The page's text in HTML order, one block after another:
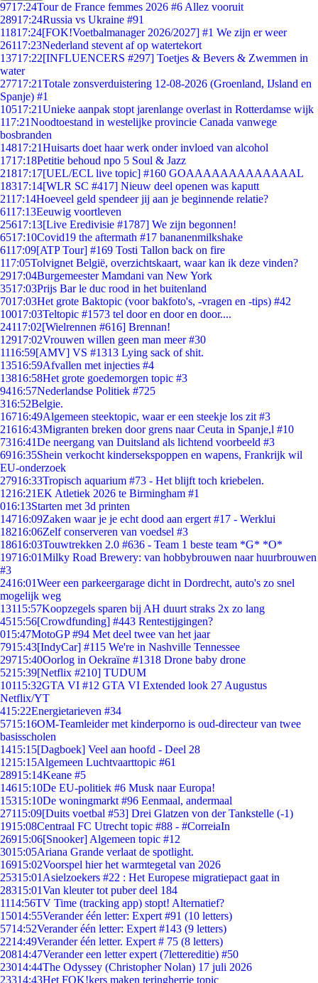
9717:24Tour de France femmes 2026 #6 Allez vooruit
28917:24Russia vs Ukraine #91
11817:24[FOK!Voetbalmanager 2026/2027] #1 We zijn er weer
26117:23Nederland stevent af op watertekort
13717:22[INFLUENCERS #297] Toetjes & Bevers & Zwemmen in
water
27717:21Totale zonsverduistering 12-08-2026 (Groenland, IJsland en
Spanje) #1
10517:21Unieke aanpak stopt jarenlange overlast in Rotterdamse wijk
117:21Noodtoestand in westelijke provincie Canada vanwege
bosbranden
14817:21Huisarts doet haar werk onder invloed van alcohol
1717:18Petitie behoud npo 5 Soul & Jazz
21817:17[UEL/ECL live topic] #160 GOAAAAAAAAAAAAAL
18317:14[WLR SC #417] Nieuw deel openen was kaputt
2117:14Hoeveel geld spendeer jij aan je beginnende relatie?
6117:13Eeuwig voortleven
25617:13[Live Eredivisie #1787] We zijn begonnen!
6517:10Covid19 the aftermath #17 bananenmilkshake
6117:09[ATP Tour] #169 Tosti Tallon back on fire
117:05Tolvignet België, overzichtskaart, waar kan ik deze vinden?
2917:04Burgemeester Mamdani van New York
3517:03Prijs Bar le duc rood in het buitenland
7017:03Het grote Baktopic (voor bakfoto's, -vragen en -tips) #42
10017:03Teltopic #1573 tel door en door en door....
24117:02[Wielrennen #616] Brennan!
12917:02Vrouwen willen geen man meer #30
1116:59[AMV] VS #1313 Lying sack of shit.
13516:59Afvallen met injecties #4
13816:58Het grote goedemorgen topic #3
9416:57Nederlandse Politiek #725
316:52Belgie.
16716:49Algemeen steektopic, waar er een steekje los zit #3
21616:43Migranten breken door grens naar Ceuta in Spanje,l #10
7316:41De neergang van Duitsland als lichtend voorbeeld #3
6916:35Shein verkocht kindersekspoppen en wapens, Frankrijk wil
EU-onderzoek
27916:33Tropisch aquarium #73 - Het blijft toch kriebelen.
1216:21EK Atletiek 2026 te Birmingham #1
016:13Starten met 3d printen
14716:09Zaken waar je je echt dood aan ergert #17 - Werklui
18216:06Zelf conserveren van voedsel #3
18616:03Touwtrekken 2.0 #636 - Team 1 beste team *G* *O*
19716:01Milky Road Brewery: van hobbybrouwen naar huurbrouwen
#3
2416:01Weer een parkeergarage dicht in Dordrecht, auto's zo snel
mogelijk weg
13115:57Koopzegels sparen bij AH duurt straks 2x zo lang
4515:56[Crowdfunding] #443 Rentestijgingen?
015:47MotoGP #94 Met deel twee van het jaar
7915:43[IndyCar] #115 We're in Nashville Tennessee
29715:40Oorlog in Oekraïne #1318 Drone baby drone
5215:39[Netflix #210] TUDUM
10115:32GTA VI #12 GTA VI Extended look 27 Augustus
Netflix/YT
415:22Energietarieven #34
5715:16OM-Teamleider met kinderporno is oud-directeur van twee
basisscholen
1415:15[Dagboek] Veel aan hoofd - Deel 28
1215:15Algemeen Luchtvaarttopic #61
28915:14Keane #5
14615:10De EU-politiek #6 Musk naar Europa!
15315:10De woningmarkt #96 Eenmaal, andermaal
27115:09[Duits voetbal #53] Drei Glatzen von der Tankstelle (-1)
1915:08Centraal FC Utrecht topic #88 - #CorreiaIn
26915:06[Snooker] Algemeen topic #12
3015:05Ariana Grande verlaat de spotlight.
16915:02Voorspel hier het warmtegetal van 2026
25315:01 Asielzoekers #22 : Het Europese migratiepact gaat in
28315:01Van kleuter tot puber deel 184
1114:56TV Time (tracking app) stopt! Alternatief?
15014:55Verander één letter: Expert #91 (10 letters)
5714:52Verander één letter: Expert #143 (9 letters)
2214:49Verander één letter. Expert # 75 (8 letters)
20814:47Verander een letter expert (7lettereditie) #50
23014:44The Odyssey (Christopher Nolan) 17 juli 2026
23314:43Het FOK!kers maken teringherrie topic